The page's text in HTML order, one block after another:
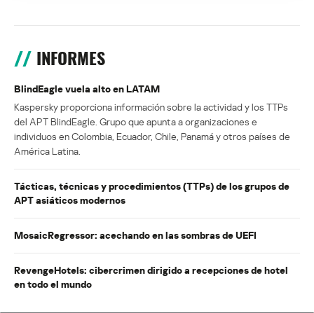
INFORMES
BlindEagle vuela alto en LATAM
Kaspersky proporciona información sobre la actividad y los TTPs
del APT BlindEagle. Grupo que apunta a organizaciones e
individuos en Colombia, Ecuador, Chile, Panamá y otros países de
América Latina.
Tácticas, técnicas y procedimientos (TTPs) de los grupos de
APT asiáticos modernos
MosaicRegressor: acechando en las sombras de UEFI
RevengeHotels: cibercrimen dirigido a recepciones de hotel
en todo el mundo